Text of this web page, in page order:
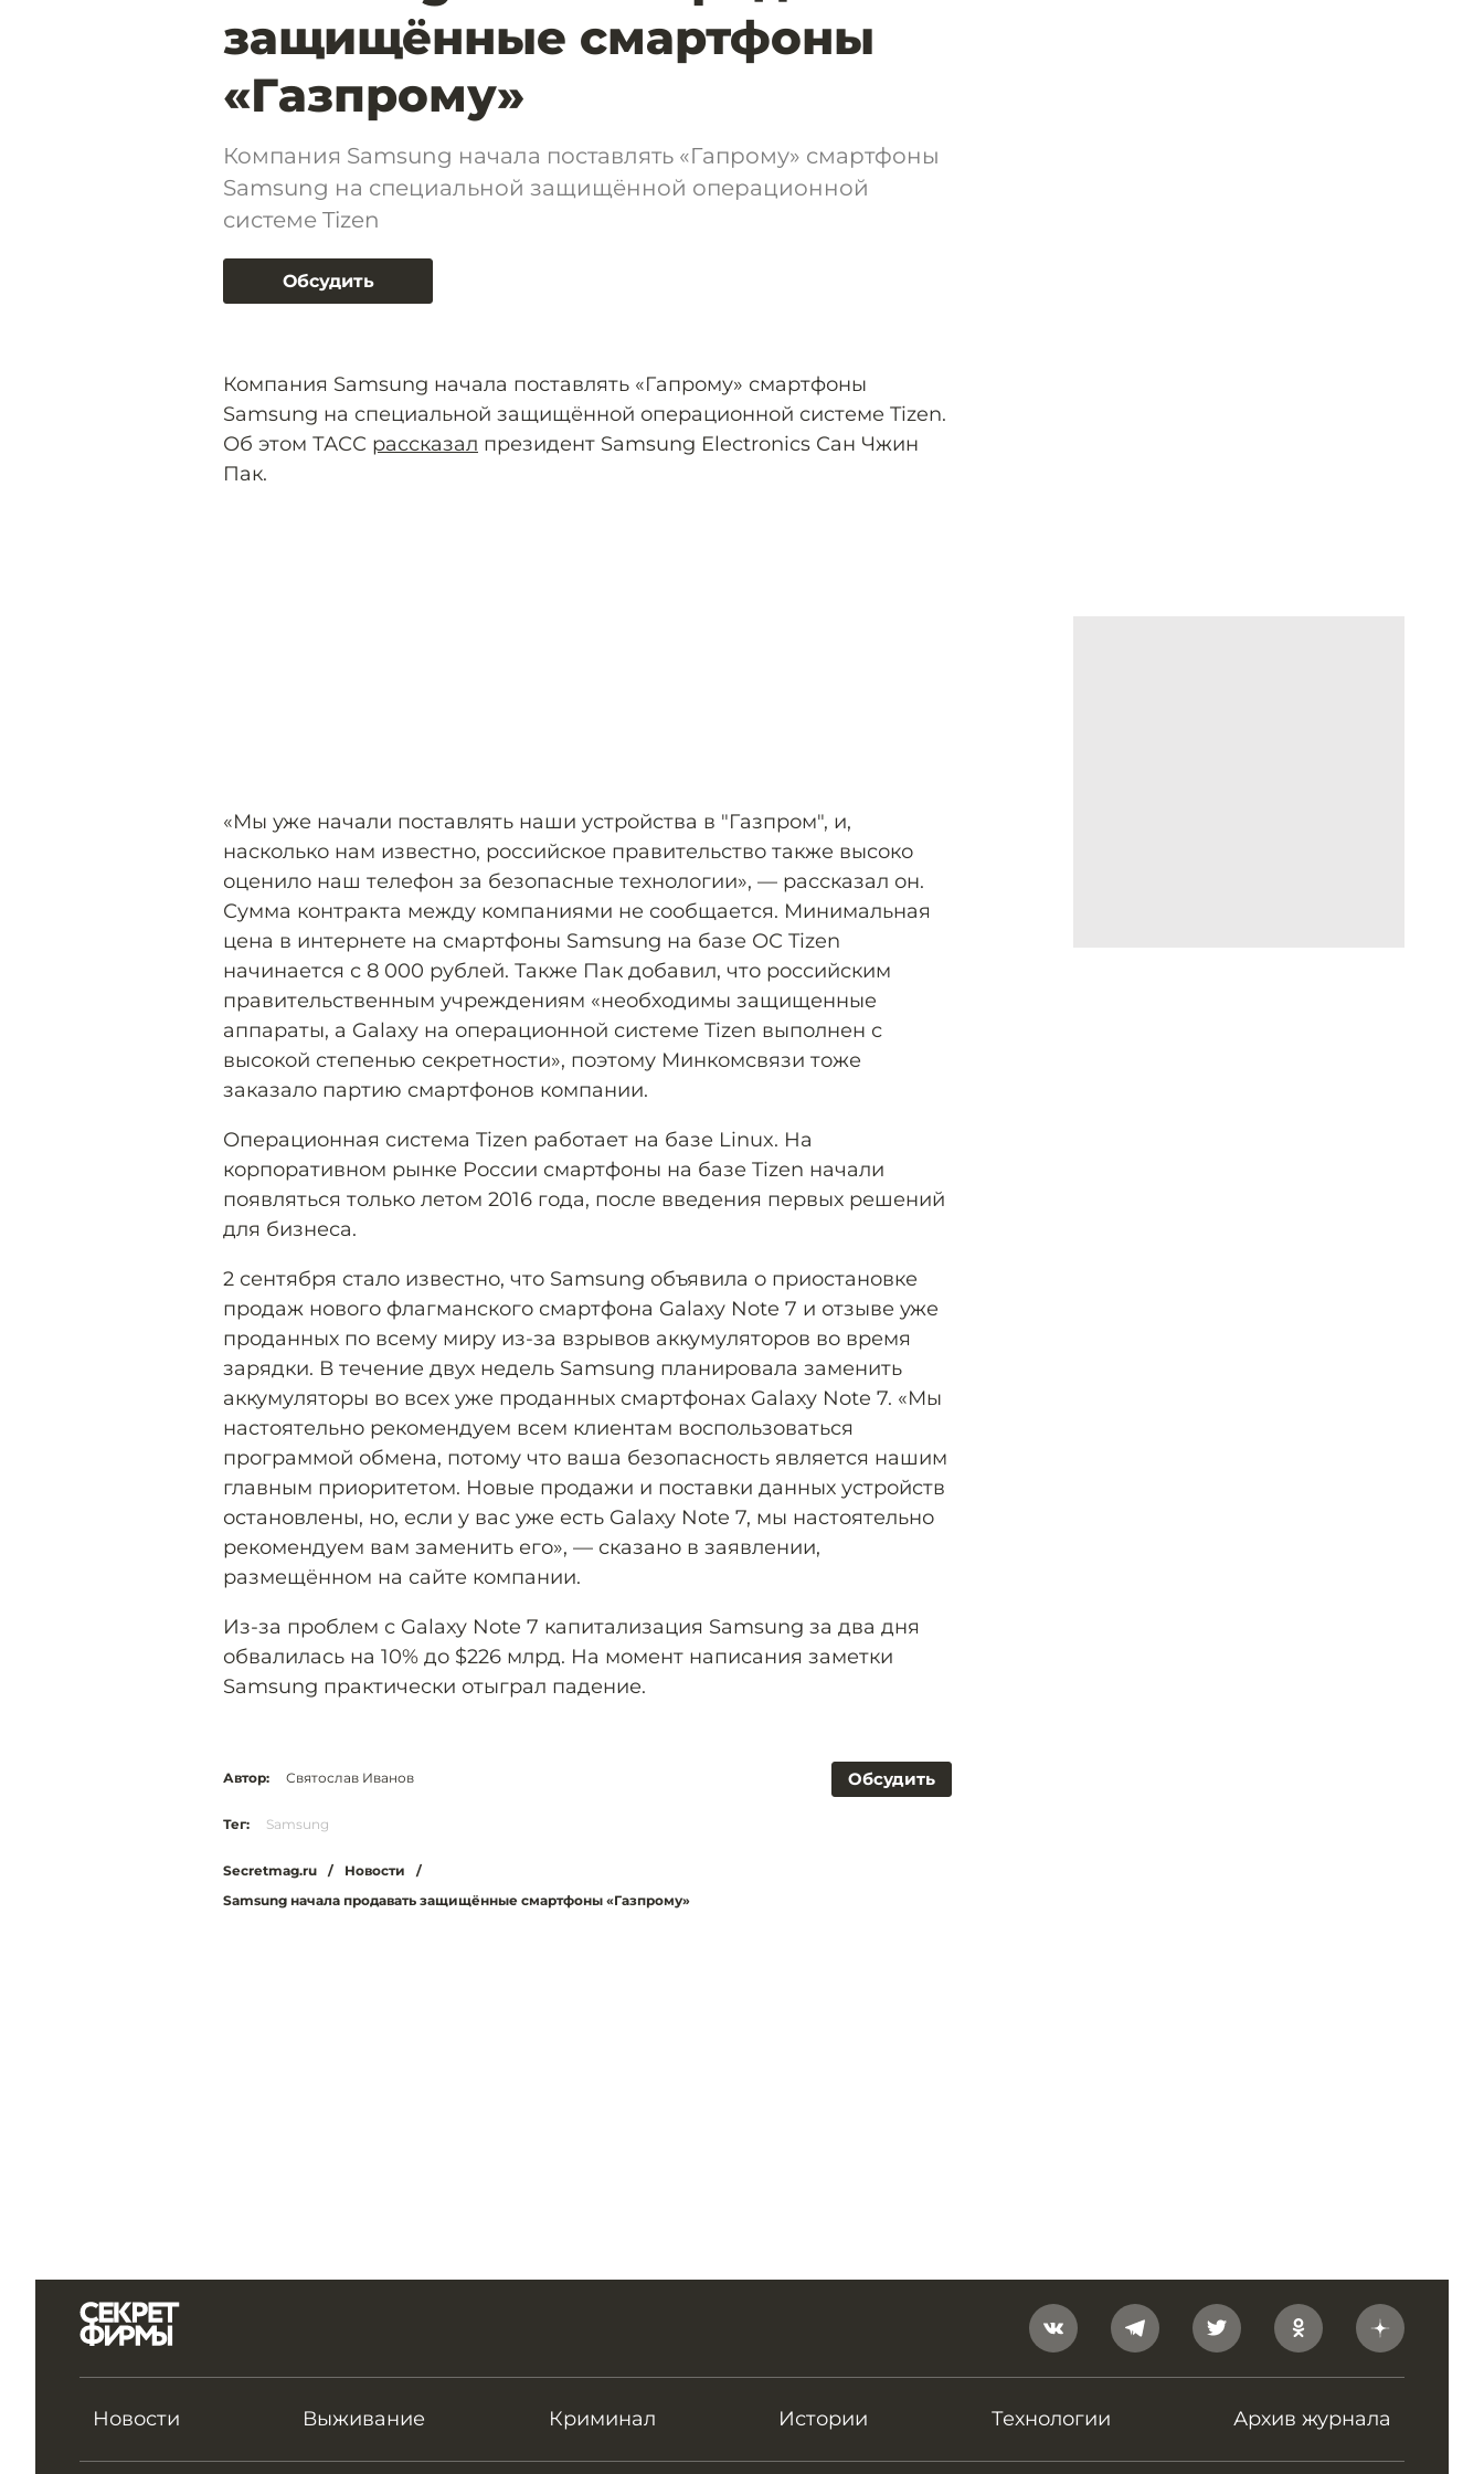
защищённые смартфоны
«Газпрому»
Компания Samsung начала поставлять «Гапрому» смартфоны
Samsung на специальной защищённой операционной
системе Tizen
Обсудить
Компания Samsung начала поставлять «Гапрому» смартфоны
Samsung на специальной защищённой операционной системе Tizen.
Об этом ТАСС рассказал президент Samsung Electronics Сан Чжин
Пак.
«Мы уже начали поставлять наши устройства в "Газпром", и,
насколько нам известно, российское правительство также высоко
оценило наш телефон за безопасные технологии», — рассказал он.
Сумма контракта между компаниями не сообщается. Минимальная
цена в интернете на смартфоны Samsung на базе ОС Tizen
начинается с 8 000 рублей. Также Пак добавил, что российским
правительственным учреждениям «необходимы защищенные
аппараты, а Galaxy на операционной системе Tizen выполнен с
высокой степенью секретности», поэтому Минкомсвязи тоже
заказало партию смартфонов компании.
Операционная система Tizen работает на базе Linux. На
корпоративном рынке России смартфоны на базе Tizen начали
появляться только летом 2016 года, после введения первых решений
для бизнеса.
2 сентября стало известно, что Samsung объявила о приостановке
продаж нового флагманского смартфона Galaxy Note 7 и отзыве уже
проданных по всему миру из-за взрывов аккумуляторов во время
зарядки. В течение двух недель Samsung планировала заменить
аккумуляторы во всех уже проданных смартфонах Galaxy Note 7. «Мы
настоятельно рекомендуем всем клиентам воспользоваться
программой обмена, потому что ваша безопасность является нашим
главным приоритетом. Новые продажи и поставки данных устройств
остановлены, но, если у вас уже есть Galaxy Note 7, мы настоятельно
рекомендуем вам заменить его», — сказано в заявлении,
размещённом на сайте компании.
Из-за проблем с Galaxy Note 7 капитализация Samsung за два дня
обвалилась на 10% до $226 млрд. На момент написания заметки
Samsung практически отыграл падение.
Обсудить
Автор: Святослав Иванов
Тег: Samsung
Secretmag.ru / Новости
/
Samsung начала продавать защищённые смартфоны «Газпрому»
Новости Выживание Криминал Истории Технологии Архив журнала